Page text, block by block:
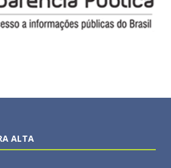
ALTA